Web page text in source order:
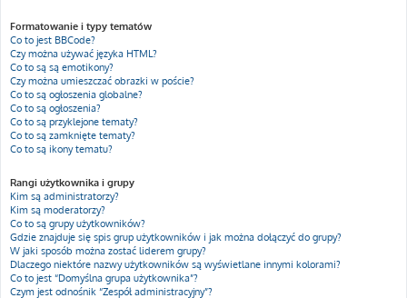
Formatowanie i typy tematów
Co to jest BBCode?
Czy można używać języka HTML?
Co to są są emotikony?
Czy można umieszczać obrazki w poście?
Co to są ogłoszenia globalne?
Co to są ogłoszenia?
Co to są przyklejone tematy?
Co to są zamknięte tematy?
Co to są ikony tematu?
Rangi użytkownika i grupy
Kim są administratorzy?
Kim są moderatorzy?
Co to są grupy użytkowników?
Gdzie znajduje się spis grup użytkowników i jak można dołączyć do grupy?
W jaki sposób można zostać liderem grupy?
Dlaczego niektóre nazwy użytkowników są wyświetlane innymi kolorami?
Co to jest “Domyślna grupa użytkownika”?
Czym jest odnośnik “Zespół administracyjny”?